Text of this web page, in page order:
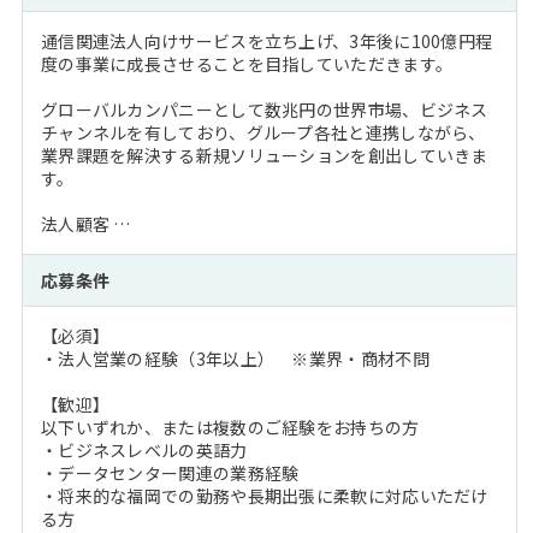
通信関連法人向けサービスを立ち上げ、3年後に100億円程
度の事業に成長させることを目指していただきます。
グローバルカンパニーとして数兆円の世界市場、ビジネス
チャンネルを有しており、グループ各社と連携しながら、
業界課題を解決する新規ソリューションを創出していきま
す。
法人顧客 …
応募条件
【必須】
・法人営業の経験（3年以上） ※業界・商材不問
【歓迎】
以下いずれか、または複数のご経験をお持ちの方
・ビジネスレベルの英語力
・データセンター関連の業務経験
・将来的な福岡での勤務や長期出張に柔軟に対応いただけ
る方